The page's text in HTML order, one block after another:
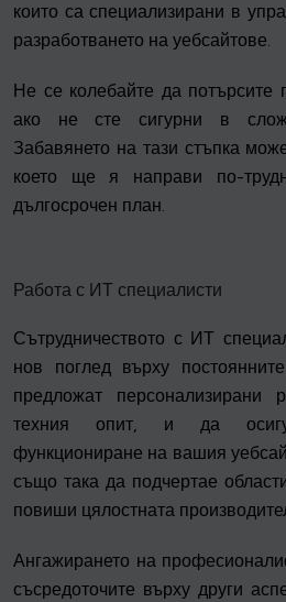
които са специализирани в
разработването на уебсайтове.
Не се колебайте да
ако не сте сигурни в
Забавянето на тази стъпка
което ще я направи по-
дългосрочен план.
Работа с ИТ специалисти
Сътрудничеството с ИТ
нов поглед върху
предложат персонализирани
техния опит, и да
функциониране на вашия
също така да подчертае
повиши цялостната
Ангажирането на
съсредоточите върху други